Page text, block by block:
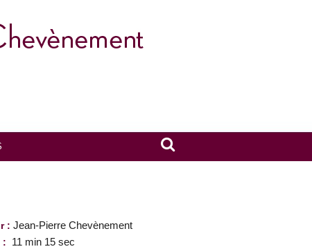
: Jean-Pierre Chevènement
: 11 min 15 sec